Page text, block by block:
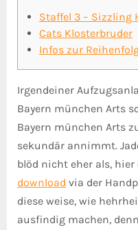
Staffel 3 – Sizzling
Cats Klosterbruder
Infos zur
Irgendeiner
Bayern münchen Arts
Bayern münchen Arts
sekundär annimmt.
blöd nicht eher als, hier
download via der
diese weise, wie
ausfindig machen,